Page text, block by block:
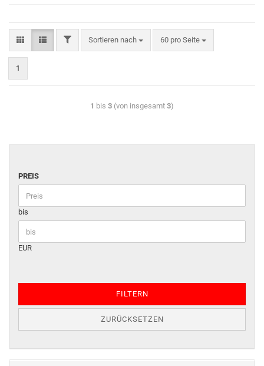
Sortieren nach 60 pro Seite
1
1 bis 3 (von insgesamt 3)
PREIS
bis
EUR
FILTERN
ZURÜCKSETZEN